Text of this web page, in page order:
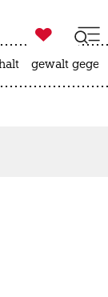

taz zahl ich
gewalt